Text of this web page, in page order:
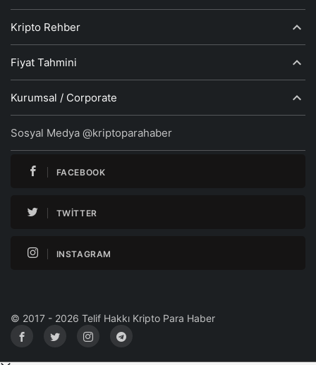
Kripto Rehber
Fiyat Tahmini
Kurumsal / Corporate
Sosyal Medya @kriptoparahaber
FACEBOOK
TWITTER
INSTAGRAM
© 2017 - 2026 Telif Hakkı Kripto Para Haber